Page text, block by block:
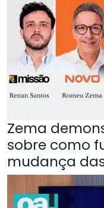
Zema
sobre como
mudança